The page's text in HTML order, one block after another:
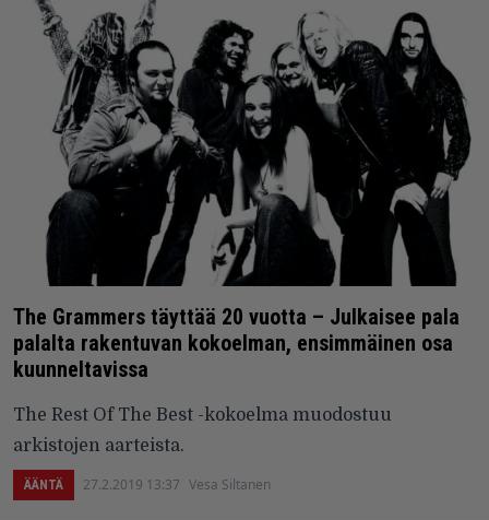
The Grammers täyttää 20 vuotta – Julkaisee pala
palalta rakentuvan kokoelman, ensimmäinen osa
kuunneltavissa
The Rest Of The Best -kokoelma muodostuu
arkistojen aarteista.
ÄÄNTÄ 27.2.2019 13:37 Vesa Siltanen